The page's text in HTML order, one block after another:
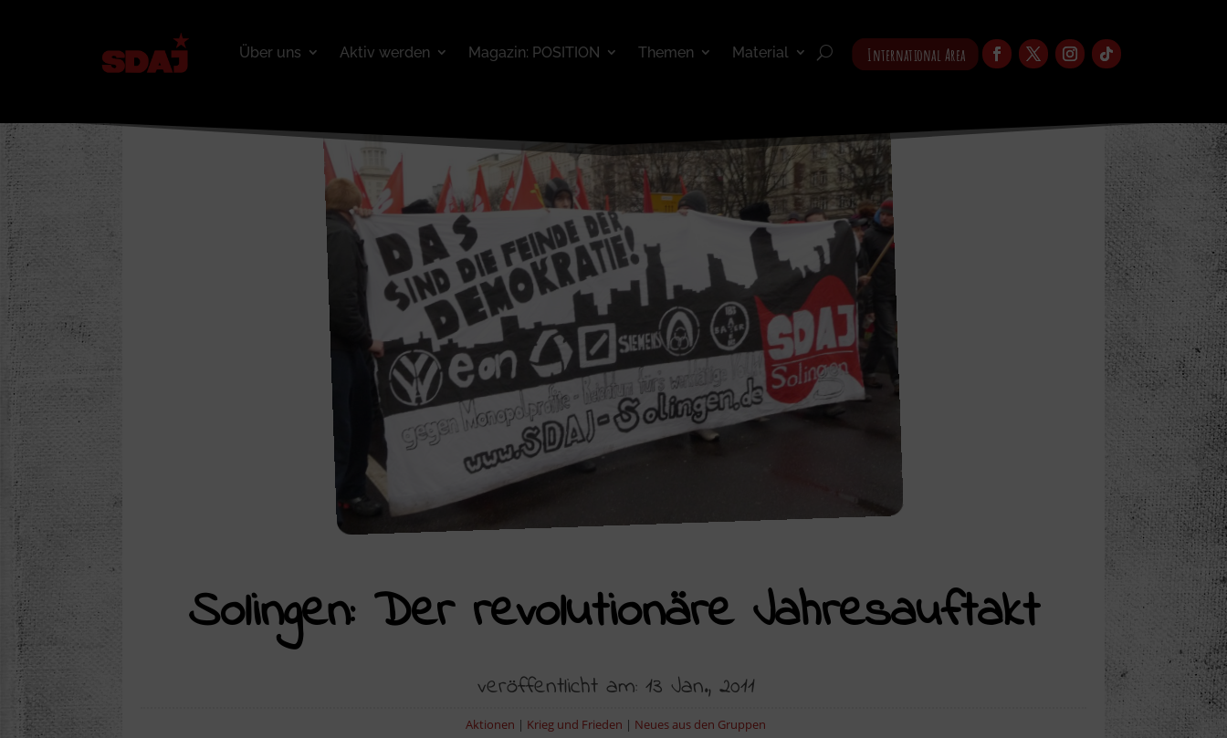
Über uns Aktiv werden Magazin: POSITION Themen Material International Area
Solingen: Der revolutionäre Jahresauftakt
veröffentlicht am: 13 Jan., 2011
Aktionen | Krieg und Frieden | Neues aus den Gruppen